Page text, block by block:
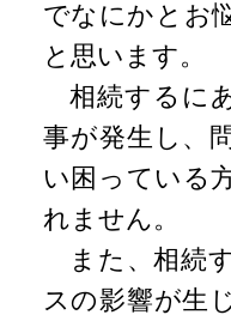
でなにかとお
と思います。
相続するに
事が発生し、
い困っている
れません。
また、相続
スの影響が生